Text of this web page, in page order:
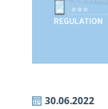
30.06.2022